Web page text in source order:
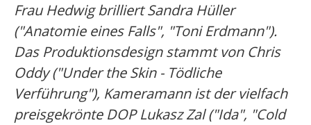
Frau Hedwig brilliert Sandra Hüller
("Anatomie eines Falls", "Toni Erdmann").
Das Produktionsdesign stammt von Chris
Oddy ("Under the Skin - Tödliche
Verführung"), Kameramann ist der vielfach
preisgekrönte DOP Lukasz Zal ("Ida", "Cold